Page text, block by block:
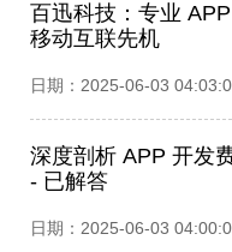
百迅科技：专业
移动互联先机​
日期：2025-06-03
深度剖析 APP 开发
- 已解答
日期：2025-06-03